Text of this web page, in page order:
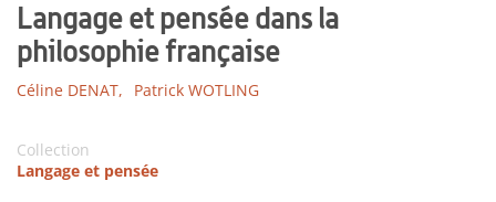
Langage et pensée dans la
philosophie française
Céline DENAT, Patrick WOTLING
Collection
Langage et pensée